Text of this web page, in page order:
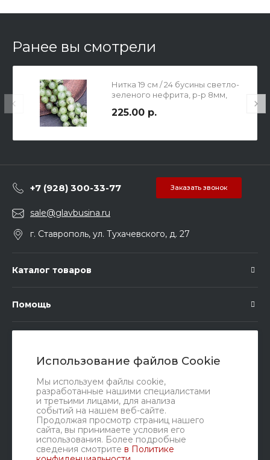
Использование файлов Cookie
Мы используем файлы cookie,
разработанные нашими специалистами
и третьими лицами, для анализа
событий на нашем веб-сайте.
Продолжая просмотр страниц нашего
сайта, вы принимаете условия его
использования. Более подробные
сведения смотрите в Политике
Ранее вы смотрели
Нитка 19 см / 24 бусины светло-
зеленого нефрита, р-р 8мм,
225.00 р.
+7 (928) 300-33-77 Заказать звонок
sale@glavbusina.ru
г. Ставрополь, ул. Тухачевского, д. 27
Каталог товаров
Помощь